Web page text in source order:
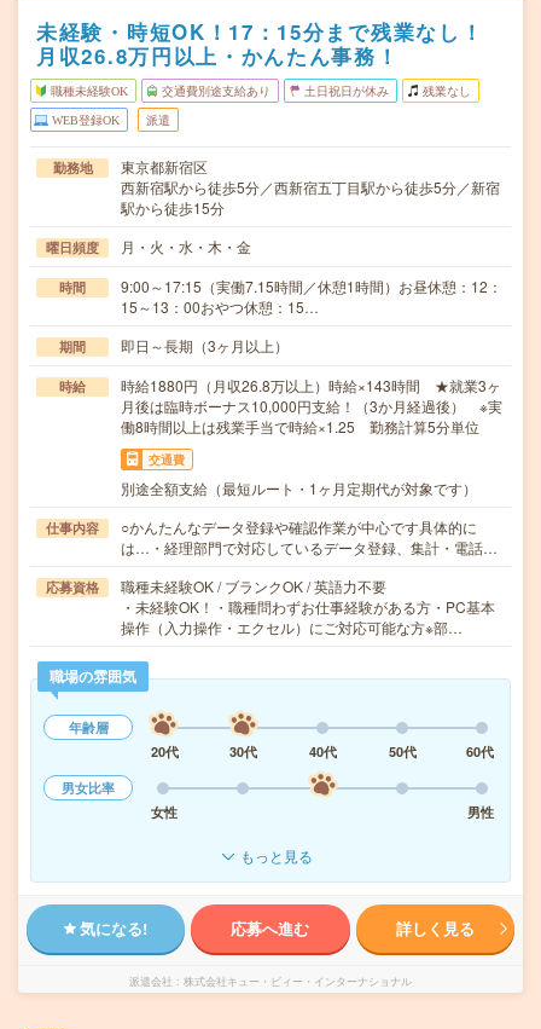
未経験・時短OK！17：15分まで残業なし！
月収26.8万円以上・かんたん事務！
職種未経験OK 交通費別途支給あり 土日祝日が休み 残業なし
WEB登録OK 派遣
勤務地
東京都新宿区
西新宿駅から徒歩5分／西新宿五丁目駅から徒歩5分／新宿
駅から徒歩15分
曜日頻度 月・火・水・木・金
時間
9:00～17:15（実働7.15時間／休憩1時間）お昼休憩：12：
15～13：00おやつ休憩：15…
期間 即日～長期（3ヶ月以上）
時給
時給1880円（月収26.8万以上）時給×143時間 ★就業3ヶ
月後は臨時ボーナス10,000円支給！（3か月経過後） ※実
働8時間以上は残業手当で時給×1.25 勤務計算5分単位
交通費
別途全額支給（最短ルート・1ヶ月定期代が対象です）
仕事内容
○かんたんなデータ登録や確認作業が中心です具体的に
は…・経理部門で対応しているデータ登録、集計・電話…
応募資格
職種未経験OK / ブランクOK / 英語力不要
・未経験OK！・職種問わずお仕事経験がある方・PC基本
操作（入力操作・エクセル）にご対応可能な方※部…
職場の雰囲気
年齢層
20代
30代 40代 50代
60代
男女比率
女性
男性
もっと見る
気になる! 応募へ進む 詳しく見る
派遣会社 株式会社キュー・ビィー・インターナショナル